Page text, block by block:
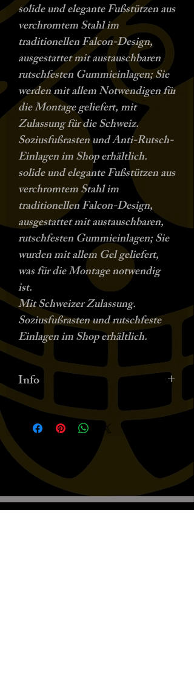
solide und elegante Fußstützen aus
verchromtem Stahl im
traditionellen Falcon-Design,
ausgestattet mit austauschbaren
rutschfesten Gummieinlagen; Sie
werden mit allem Notwendigen für
die Montage geliefert, mit
Zulassung für die Schweiz.
Soziusfußrasten und Anti-Rutsch-
Einlagen im Shop erhältlich.
solide und elegante Fußstützen aus
verchromtem Stahl im
traditionellen Falcon-Design,
ausgestattet mit austauschbaren,
rutschfesten Gummieinlagen; Sie
wurden mit allem Gel geliefert,
was für die Montage notwendig
ist.
Mit Schweizer Zulassung.
Soziusfußrasten und rutschfeste
Einlagen im Shop erhältlich.
Info
VORFÜHRUNG: VT600
+10CM/ BLACK WIDOW
+10CM/ RC44 +10CM/ RC50
+10CM/ RC53 +10CM/ VF750C
RC43 +15CM/ VT1100 SC32
+13CM/